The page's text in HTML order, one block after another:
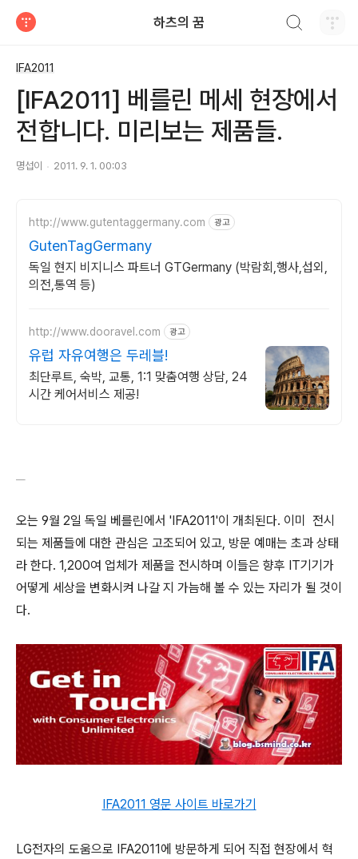
하츠의 꿈
IFA2011
[IFA2011] 베를린 메세 현장에서
전합니다. 미리보는 제품들.
명섭이 2011. 9. 1. 00:03
http://www.gutentaggermany.com 광고
GutenTagGermany
독일 현지 비지니스 파트너 GTGermany (박람회,행사,섭외,
의전,통역 등)
http://www.dooravel.com 광고
유럽 자유여행은 두레블!
최단루트, 숙박, 교통, 1:1 맞춤여행 상담, 24
시간 케어서비스 제공!
오는 9월 2일 독일 베를린에서 'IFA2011'이 개최된다. 이미 전시
되는 제품들에 대한 관심은 고조되어 있고, 방문 예매는 초과 상태
라 한다. 1,200여 업체가 제품을 전시하며 이들은 향후 IT기기가
어떻게 세상을 변화시켜 나갈 지 가늠해 볼 수 있는 자리가 될 것이
다.
IFA2011 영문 사이트 바로가기
LG전자의 도움으로 IFA2011에 방문하게 되어 직접 현장에서 혁